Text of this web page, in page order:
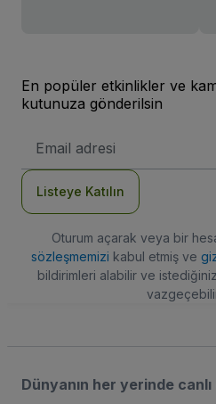
En popüler etkinlikler ve
kutunuza gönderilsin
posta
Listeye Katılın
Oturum açarak veya bir
sözleşmemizi kabul etmiş ve
bildirimleri alabilir ve
Dünyanın her yerinde